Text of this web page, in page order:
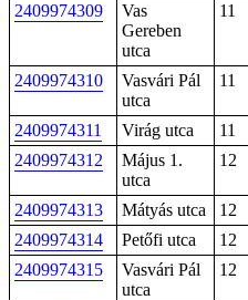
2409974309
Vas
Gereben
utca
11
2409974310
Vasvári Pál
utca
11
2409974311 Virág utca 11
2409974312
Május 1.
utca
12
2409974313 Mátyás utca 12
2409974314
Petőfi utca 12
2409974315
Vasvári Pál
utca
12